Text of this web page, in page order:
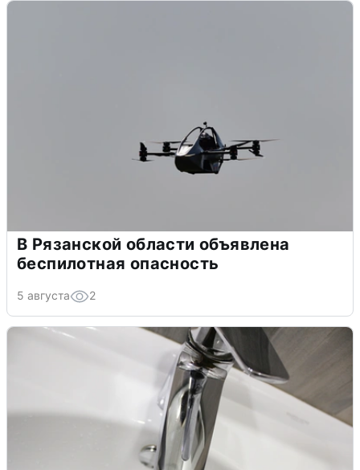
В Рязанской области объявлена
беспилотная опасность
5 августа 2